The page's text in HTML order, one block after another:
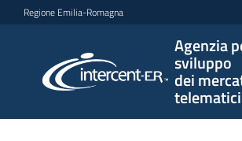
Vai al contenuto
Vai alla navigazione
Vai al footer
Regione Emilia-Romagna
Agenzia
sviluppo
dei
telematici
per lo
sviluppo